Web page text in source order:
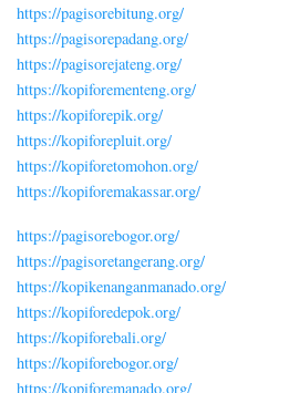
https://pagisorebitung.org/
https://pagisorepadang.org/
https://pagisorejateng.org/
https://kopiforementeng.org/
https://kopiforepik.org/
https://kopiforepluit.org/
https://kopiforetomohon.org/
https://kopiforemakassar.org/
https://pagisorebogor.org/
https://pagisoretangerang.org/
https://kopikenanganmanado.org/
https://kopiforedepok.org/
https://kopiforebali.org/
https://kopiforebogor.org/
https://kopiforemanado.org/